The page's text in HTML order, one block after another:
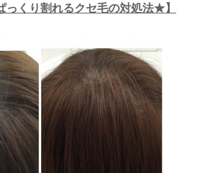
っくり割れるクセ毛の対処法★】